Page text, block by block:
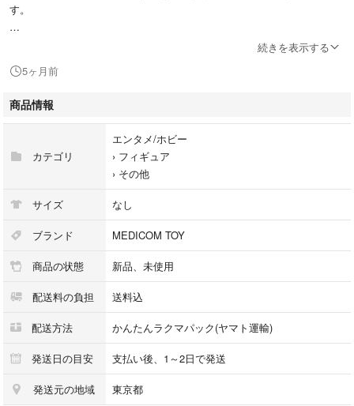
す。
上記ご了承の上ご購入をお願い致します。
続きを表示する
5ヶ月前
商品情報
カテゴリ
エンタメ/ホビー
› フィギュア
› その他
サイズ なし
ブランド MEDICOM TOY
商品の状態 新品、未使用
配送料の負担 送料込
配送方法 かんたんラクマパック(ヤマト運輸)
発送日の目安 支払い後、1～2日で発送
発送元の地域 東京都